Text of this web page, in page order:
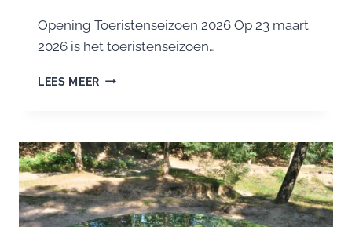
Opening Toeristenseizoen 2026 Op 23 maart
2026 is het toeristenseizoen…
LEES MEER OPENING